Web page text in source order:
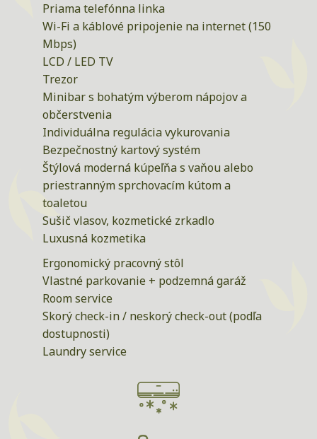
Priama telefónna linka
Wi-Fi a káblové pripojenie na internet (150
Mbps)
LCD / LED TV
Trezor
Minibar s bohatým výberom nápojov a
občerstvenia
Individuálna regulácia vykurovania
Bezpečnostný kartový systém
Štýlová moderná kúpeľňa s vaňou alebo
priestranným sprchovacím kútom a
toaletou
Sušič vlasov, kozmetické zrkadlo
Luxusná kozmetika
Ergonomický pracovný stôl
Vlastné parkovanie + podzemná garáž
Room service
Skorý check-in / neskorý check-out (podľa
dostupnosti)
Laundry service